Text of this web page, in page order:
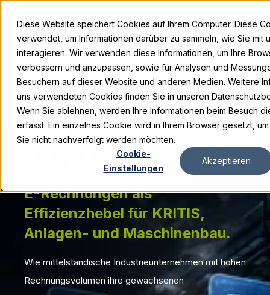
Diese Website speichert Cookies auf Ihrem Computer. Diese
verwendet, um Informationen darüber zu sammeln, wie Sie mit
interagieren. Wir verwenden diese Informationen, um Ihre
verbessern und anzupassen, sowie für Analysen und
Besuchern auf dieser Website und anderen Medien. Weitere
uns verwendeten Cookies finden Sie in unseren
Wenn Sie ablehnen, werden Ihre Informationen beim Besuch
erfasst. Ein einzelnes Cookie wird in Ihrem Browser gesetzt,
Sie nicht nachverfolgt werden möchten.
Cookie-
Einstellungen
Akzeptieren
FINANZTRANSAKT
ION STATT
ZAHLUNGSSTOPP!
E-Rechnungen als
Effizienzhebel für KRITIS,
Anlagen- und Maschinenbau.
Wie mittelständische Industrieunternehmen mit hohen
Rechnungsvolumen ihre gewachsenen